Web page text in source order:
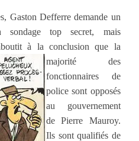
Gaston Defferre demande un
top secret, mais
à la conclusionque la
majorité des
fonctionnaires de
police sont opposés
au gouvernement
de Pierre Mauroy.
Ils sont qualifiés de